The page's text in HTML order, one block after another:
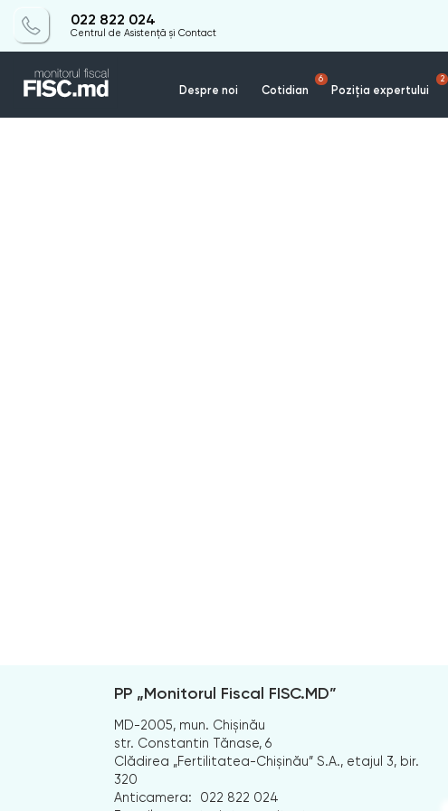
022 822 024
Centrul de Asistență și Contact
Despre noi Cotidian
6
Poziția expertului
2
PP „Monitorul Fiscal FISC.MD”
MD-2005, mun. Chișinău
str. Constantin Tănase, 6
Clădirea „Fertilitatea-Chișinău” S.A., etajul 3, bir.
320
Anticamera:
022 822 024